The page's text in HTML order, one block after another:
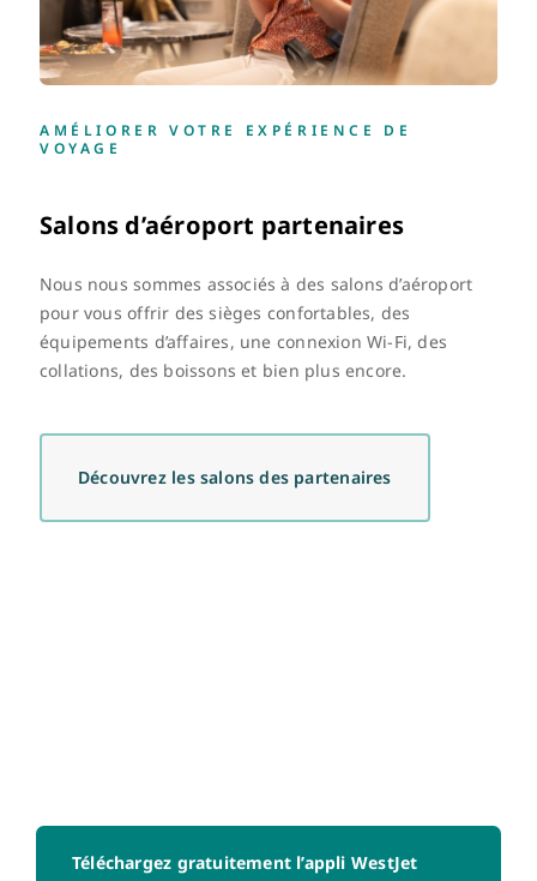
AMÉLIORER VOTRE EXPÉRIENCE DE
VOYAGE
Salons d’aéroport partenaires
Nous nous sommes associés à des salons d’aéroport
pour vous offrir des sièges confortables, des
équipements d’affaires, une connexion Wi-Fi, des
collations, des boissons et bien plus encore.
Découvrez les salons des partenaires
Téléchargez gratuitement l’appli WestJet